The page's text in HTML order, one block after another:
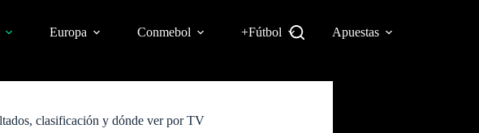
Europa Conmebol +Fútbol Apuestas
clasificación y dónde ver por TV